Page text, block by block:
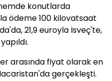
konutlarda
ödeme 100 kilovatsaat
21,9 euroyla İsveç'te,
arasında fiyat olarak en
gerçekleşti.